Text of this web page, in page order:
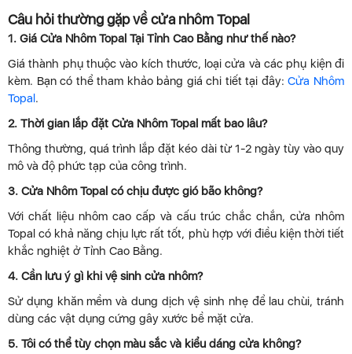
Câu hỏi thường gặp về cửa nhôm Topal
1. Giá Cửa Nhôm Topal Tại Tỉnh Cao Bằng như thế nào?
Giá thành phụ thuộc vào kích thước, loại cửa và các phụ kiện đi
kèm. Bạn có thể tham khảo bảng giá chi tiết tại đây:Cửa Nhôm
Topal.
2. Thời gian lắp đặt Cửa Nhôm Topal mất bao lâu?
Thông thường, quá trình lắp đặt kéo dài từ 1-2 ngày tùy vào quy
mô và độ phức tạp của công trình.
3. Cửa Nhôm Topal có chịu được gió bão không?
Với chất liệu nhôm cao cấp và cấu trúc chắc chắn, cửa nhôm
Topal có khả năng chịu lực rất tốt, phù hợp với điều kiện thời tiết
khắc nghiệt ở Tỉnh Cao Bằng.
4. Cần lưu ý gì khi vệ sinh cửa nhôm?
Sử dụng khăn mềm và dung dịch vệ sinh nhẹ để lau chùi, tránh
dùng các vật dụng cứng gây xước bề mặt cửa.
5. Tôi có thể tùy chọn màu sắc và kiểu dáng cửa không?